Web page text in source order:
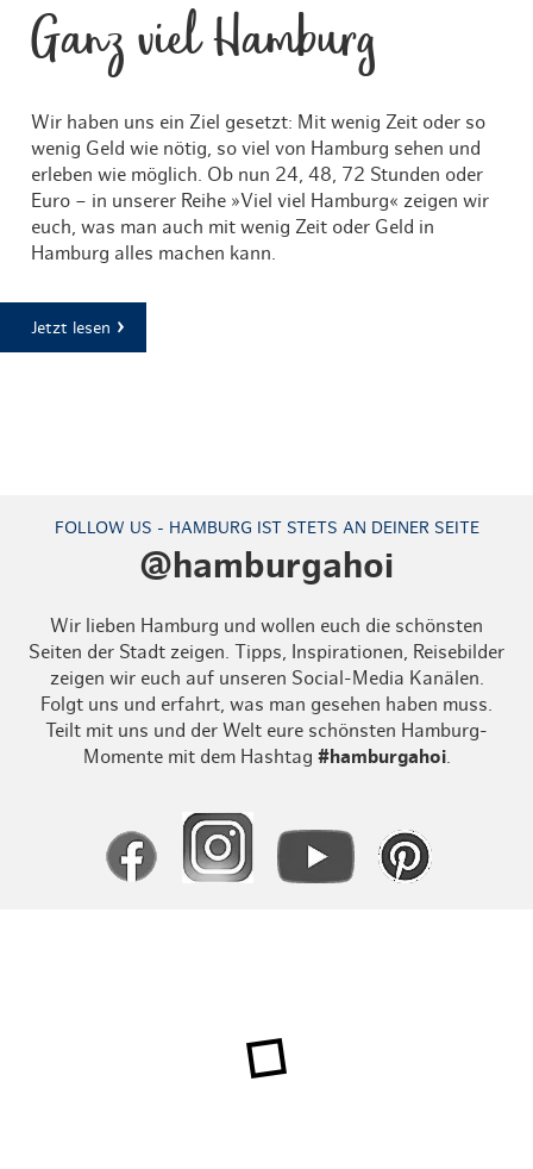
Ganz viel Hamburg
Wir haben uns ein Ziel gesetzt: Mit wenig Zeit oder so
wenig Geld wie nötig, so viel von Hamburg sehen und
erleben wie möglich. Ob nun 24, 48, 72 Stunden oder
Euro – in unserer Reihe »Viel viel Hamburg« zeigen wir
euch, was man auch mit wenig Zeit oder Geld in
Hamburg alles machen kann.
Jetzt lesen
FOLLOW US - HAMBURG IST STETS AN DEINER SEITE
@hamburgahoi
Wir lieben Hamburg und wollen euch die schönsten
Seiten der Stadt zeigen. Tipps, Inspirationen, Reisebilder
zeigen wir euch auf unseren Social-Media Kanälen.
Folgt uns und erfahrt, was man gesehen haben muss.
Teilt mit uns und der Welt eure schönsten Hamburg-
Momente mit dem Hashtag #hamburgahoi.